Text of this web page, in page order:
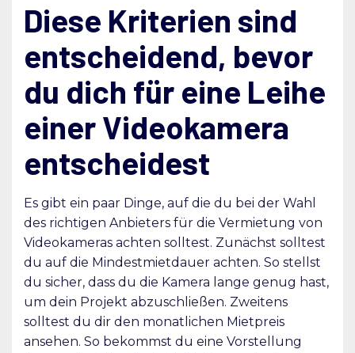
Diese Kriterien sind
entscheidend, bevor
du dich für eine Leihe
einer Videokamera
entscheidest
Es gibt ein paar Dinge, auf die du bei der Wahl
des richtigen Anbieters für die Vermietung von
Videokameras achten solltest. Zunächst solltest
du auf die Mindestmietdauer achten. So stellst
du sicher, dass du die Kamera lange genug hast,
um dein Projekt abzuschließen. Zweitens
solltest du dir den monatlichen Mietpreis
ansehen. So bekommst du eine Vorstellung